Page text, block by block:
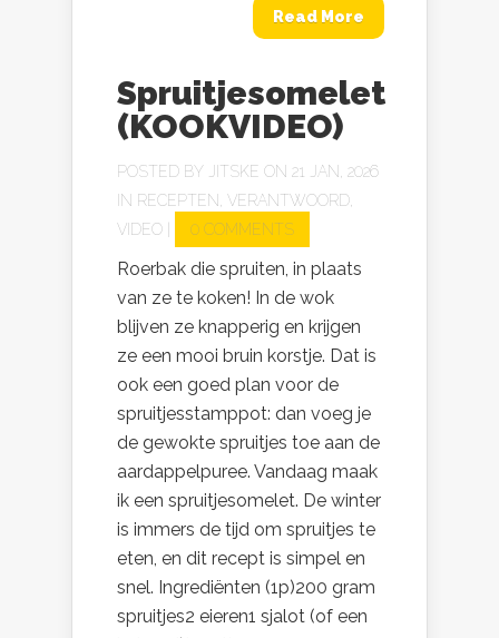
Read More
Spruitjesomelet
(KOOKVIDEO)
POSTED BY JITSKE ON 21 JAN, 2026
IN RECEPTEN, VERANTWOORD,
VIDEO
0 COMMENTS
Roerbak die spruiten, in plaats
van ze te koken! In de wok
blijven ze knapperig en krijgen
ze een mooi bruin korstje. Dat is
ook een goed plan voor de
spruitjesstamppot: dan voeg je
de gewokte spruitjes toe aan de
aardappelpuree. Vandaag maak
ik een spruitjesomelet. De winter
is immers de tijd om spruitjes te
eten, en dit recept is simpel en
snel. Ingrediënten (1p)200 gram
spruitjes2 eieren1 sjalot (of een